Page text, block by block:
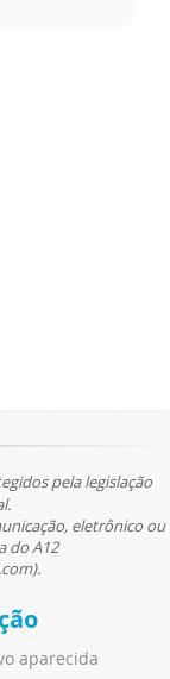
pela legislação
eletrônico ou
do A12
aparecida